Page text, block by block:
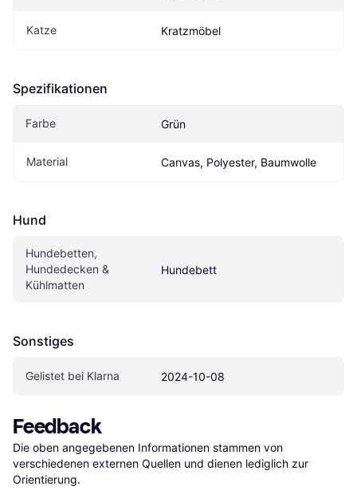
Katze Kratzmöbel
Spezifikationen
Farbe Grün
Material Canvas, Polyester, Baumwolle
Hund
Hundebetten,
Hundedecken &
Kühlmatten
Hundebett
Sonstiges
Gelistet bei Klarna 2024-10-08
Feedback
Die oben angegebenen Informationen stammen von
verschiedenen externen Quellen und dienen lediglich zur
Orientierung.